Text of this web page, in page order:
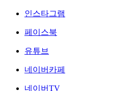
인스타그램
페이스북
유튜브
네이버카페
네이버TV